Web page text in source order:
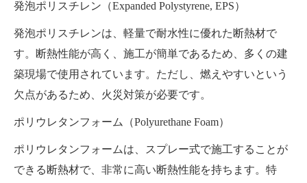
発泡ポリスチレン（Expanded Polystyrene, EPS）
発泡ポリスチレンは、軽量で耐水性に優れた断熱材で
す。断熱性能が高く、施工が簡単であるため、多くの建
築現場で使用されています。ただし、燃えやすいという
欠点があるため、火災対策が必要です。
ポリウレタンフォーム（Polyurethane Foam）
ポリウレタンフォームは、スプレー式で施工することが
できる断熱材で、非常に高い断熱性能を持ちます。特